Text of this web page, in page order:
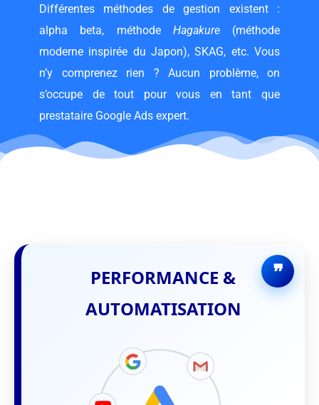
Différentes méthodes de gestion existent :
alpha beta, méthode Hagakure(méthode
moderne inspirée du Japon), SKAG, etc. Vous
n’y comprenez rien ? Aucun problème, on
s’occupe de tout pour vous en tant que
prestataire Google Ads expert.
PERFORMANCE &
AUTOMATISATION